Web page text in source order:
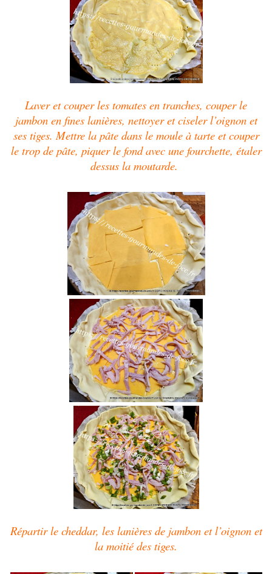
Laver et couper les tomates en tranches, couper le
jambon en fines lanières, nettoyer et ciseler l’oignon et
ses tiges. Mettre la pâte dans le moule à tarte et couper
le trop de pâte, piquer le fond avec une fourchette, étaler
dessus la moutarde.
Répartir le cheddar, les lanières de jambon et l’oignon et
la moitié des tiges.